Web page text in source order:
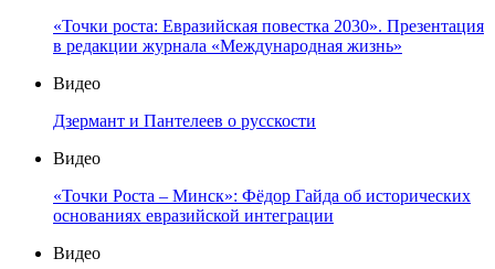
«Точки роста: Евразийская повестка 2030». Презентация
в редакции журнала «Международная жизнь»
Видео
Дзермант и Пантелеев о русскости
Видео
«Точки Роста – Минск»: Фёдор Гайда об исторических
основаниях евразийской интеграции
Видео